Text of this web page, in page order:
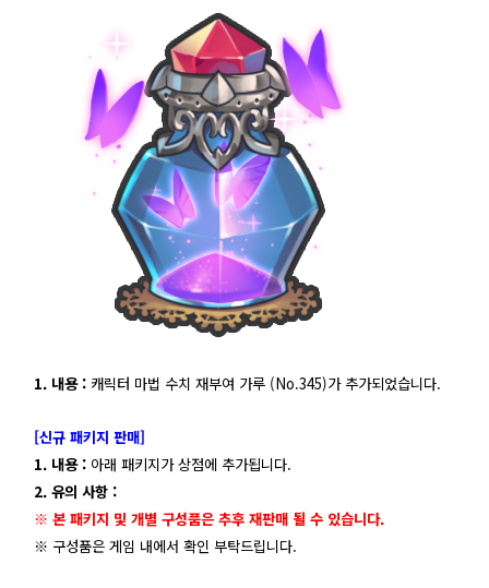
1. 내용 : 캐릭터 마법 수치 재부여 가루 (No.345)가 추가되었습니다.
[신규 패키지 판매]
1. 내용 : 아래 패키지가 상점에 추가됩니다.
2. 유의 사항 :
※ 본 패키지 및 개별 구성품은 추후 재판매 될 수 있습니다.
※ 구성품은 게임 내에서 확인 부탁드립니다.